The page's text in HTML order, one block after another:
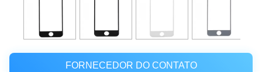
FORNECEDOR DO CONTATO